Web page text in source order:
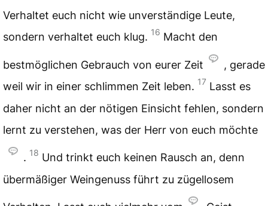
Verhaltet euch nicht wie unverständige Leute,
sondern verhaltet euch klug. 16 Macht den
bestmöglichen Gebrauch von eurer Zeit
, gerade
weil wir in einer schlimmen Zeit leben. 17 Lasst es
daher nicht an der nötigen Einsicht fehlen, sondern
lernt zu verstehen, was der Herr von euch möchte
. 18 Und trinkt euch keinen Rausch an, denn
übermäßiger Weingenuss führt zu zügellosem